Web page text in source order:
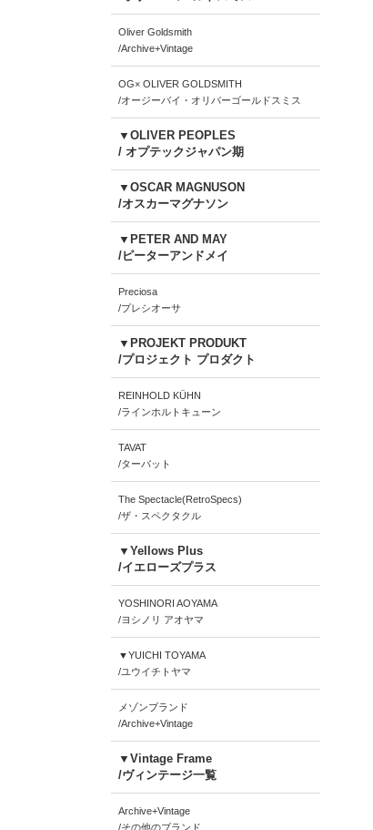
Oliver Goldsmith
/Archive+Vintage
OG× OLIVER GOLDSMITH
/オージーバイ・オリバーゴールドスミス
▼OLIVER PEOPLES
/ オプテックジャパン期
▼OSCAR MAGNUSON
/オスカーマグナソン
▼PETER AND MAY
/ピーターアンドメイ
Preciosa
/プレシオーサ
▼PROJEKT PRODUKT
/プロジェクト プロダクト
REINHOLD KÜHN
/ラインホルトキューン
TAVAT
/ターバット
The Spectacle(RetroSpecs)
/ザ・スペクタクル
▼Yellows Plus
/イエローズプラス
YOSHINORI AOYAMA
/ヨシノリ アオヤマ
▼YUICHI TOYAMA
/ユウイチトヤマ
メゾンブランド
/Archive+Vintage
▼Vintage Frame
/ヴィンテージ一覧
Archive+Vintage
/その他のブランド